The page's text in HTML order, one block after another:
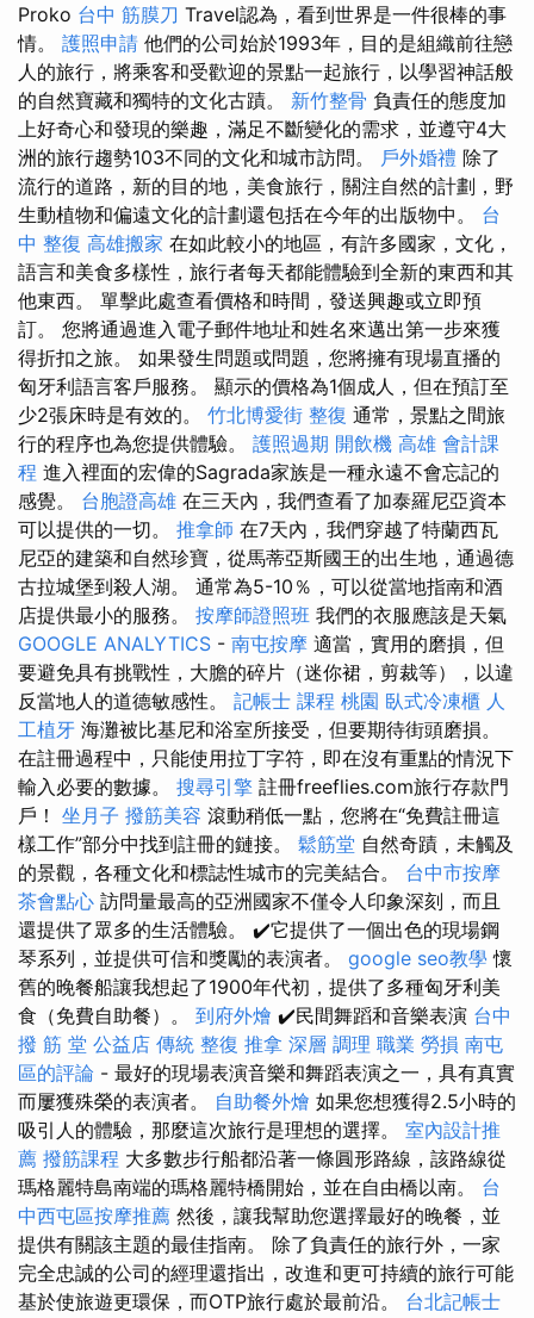
Proko 台中 筋膜刀 Travel認為，看到世界是一件很棒的事
情。 護照申請 他們的公司始於1993年，目的是組織前往戀
人的旅行，將乘客和受歡迎的景點一起旅行，以學習神話般
的自然寶藏和獨特的文化古蹟。 新竹整骨 負責任的態度加
上好奇心和發現的樂趣，滿足不斷變化的需求，並遵守4大
洲的旅行趨勢103不同的文化和城市訪問。 戶外婚禮 除了
流行的道路，新的目的地，美食旅行，關注自然的計劃，野
生動植物和偏遠文化的計劃還包括在今年的出版物中。 台
中 整復 高雄搬家 在如此較小的地區，有許多國家，文化，
語言和美食多樣性，旅行者每天都能體驗到全新的東西和其
他東西。 單擊此處查看價格和時間，發送興趣或立即預
訂。 您將通過進入電子郵件地址和姓名來邁出第一步來獲
得折扣之旅。 如果發生問題或問題，您將擁有現場直播的
匈牙利語言客戶服務。 顯示的價格為1個成人，但在預訂至
少2張床時是有效的。 竹北博愛街 整復 通常，景點之間旅
行的程序也為您提供體驗。 護照過期 開飲機 高雄 會計課
程 進入裡面的宏偉的Sagrada家族是一種永遠不會忘記的
感覺。 台胞證高雄 在三天內，我們查看了加泰羅尼亞資本
可以提供的一切。 推拿師 在7天內，我們穿越了特蘭西瓦
尼亞的建築和自然珍寶，從馬蒂亞斯國王的出生地，通過德
古拉城堡到殺人湖。 通常為5-10％，可以從當地指南和酒
店提供最小的服務。 按摩師證照班 我們的衣服應該是天氣
GOOGLE ANALYTICS - 南屯按摩 適當，實用的磨損，但
要避免具有挑戰性，大膽的碎片（迷你裙，剪裁等），以違
反當地人的道德敏感性。 記帳士 課程 桃園 臥式冷凍櫃 人
工植牙 海灘被比基尼和浴室所接受，但要期待街頭磨損。
在註冊過程中，只能使用拉丁字符，即在沒有重點的情況下
輸入必要的數據。 搜尋引擎 註冊freeflies.com旅行存款門
戶！ 坐月子 撥筋美容 滾動稍低一點，您將在“免費註冊這
樣工作”部分中找到註冊的鏈接。 鬆筋堂 自然奇蹟，未觸及
的景觀，各種文化和標誌性城市的完美結合。 台中市按摩
茶會點心 訪問量最高的亞洲國家不僅令人印象深刻，而且
還提供了眾多的生活體驗。 ✔️它提供了一個出色的現場鋼
琴系列，並提供可信和獎勵的表演者。 google seo教學 懷
舊的晚餐船讓我想起了1900年代初，提供了多種匈牙利美
食（免費自助餐）。 到府外燴 ✔️民間舞蹈和音樂表演 台中
撥 筋 堂 公益店 傳統 整復 推拿 深層 調理 職業 勞損 南屯
區的評論 - 最好的現場表演音樂和舞蹈表演之一，具有真實
而屢獲殊榮的表演者。 自助餐外燴 如果您想獲得2.5小時的
吸引人的體驗，那麼這次旅行是理想的選擇。 室內設計推
薦 撥筋課程 大多數步行船都沿著一條圓形路線，該路線從
瑪格麗特島南端的瑪格麗特橋開始，並在自由橋以南。 台
中西屯區按摩推薦 然後，讓我幫助您選擇最好的晚餐，並
提供有關該主題的最佳指南。 除了負責任的旅行外，一家
完全忠誠的公司的經理還指出，改進和更可持續的旅行可能
基於使旅遊更環保，而OTP旅行處於最前沿。 台北記帳士